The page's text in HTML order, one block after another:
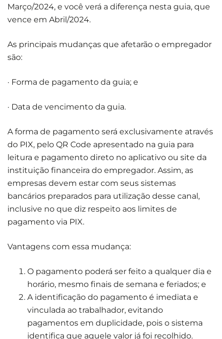
Março/2024, e você verá a diferença nesta guia, que
vence em Abril/2024.
As principais mudanças que afetarão o empregador
são:
· Forma de pagamento da guia; e
· Data de vencimento da guia.
A forma de pagamento será exclusivamente através
do PIX, pelo QR Code apresentado na guia para
leitura e pagamento direto no aplicativo ou site da
instituição financeira do empregador. Assim, as
empresas devem estar com seus sistemas
bancários preparados para utilização desse canal,
inclusive no que diz respeito aos limites de
pagamento via PIX.
Vantagens com essa mudança:
O pagamento poderá ser feito a qualquer dia e
horário, mesmo finais de semana e feriados; e
A identificação do pagamento é imediata e
vinculada ao trabalhador, evitando
pagamentos em duplicidade, pois o sistema
identifica que aquele valor já foi recolhido.